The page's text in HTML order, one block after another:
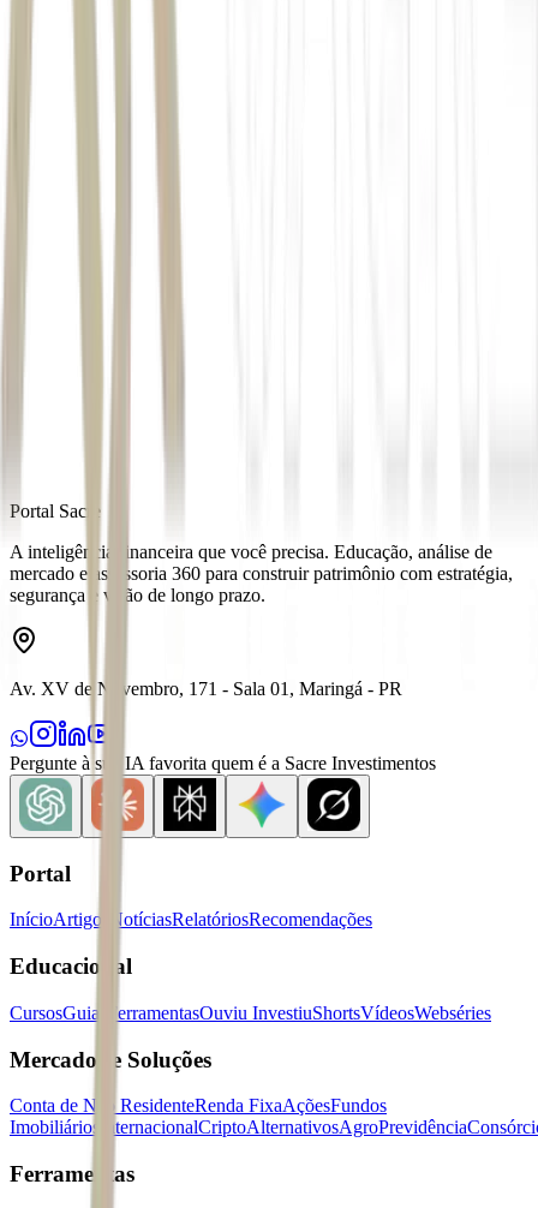
Portal Sacre
A inteligência financeira que você precisa. Educação, análise de
mercado e assessoria 360 para construir patrimônio com estratégia,
segurança e visão de longo prazo.
Av. XV de Novembro, 171 - Sala 01, Maringá - PR
Pergunte à sua IA favorita quem é a Sacre Investimentos
Portal
InícioArtigos NotíciasRelatóriosRecomendações
Educacional
CursosGuias FerramentasOuviu InvestiuShortsVídeosWebséries
Mercados e Soluções
Conta de Não ResidenteRenda FixaAçõesFundos
Imobiliários
InternacionalCriptoAlternativosAgroPrevidência
Ferramentas